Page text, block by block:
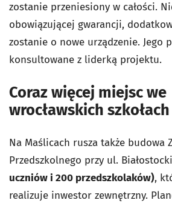
zostanie przeniesiony w całości.
obowiązującej gwarancji,
zostanie o nowe urządzenie. Jego
konsultowane z liderką projektu.
Coraz więcej miejsc we
wrocławskich szkołach
Na Maślicach rusza także budowa
Przedszkolnego przy ul.
uczniów i 200 przedszkolaków),
realizuje inwestor zewnętrzny.